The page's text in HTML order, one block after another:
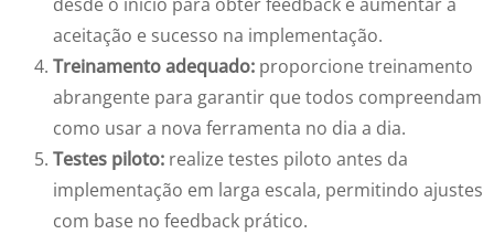
aceitação e sucesso na implementação.
Treinamento adequado: proporcione treinamento
abrangente para garantir que todos compreendam
como usar a nova ferramenta no dia a dia.
Testes piloto: realize testes piloto antes da
implementação em larga escala, permitindo ajustes
com base no feedback prático.